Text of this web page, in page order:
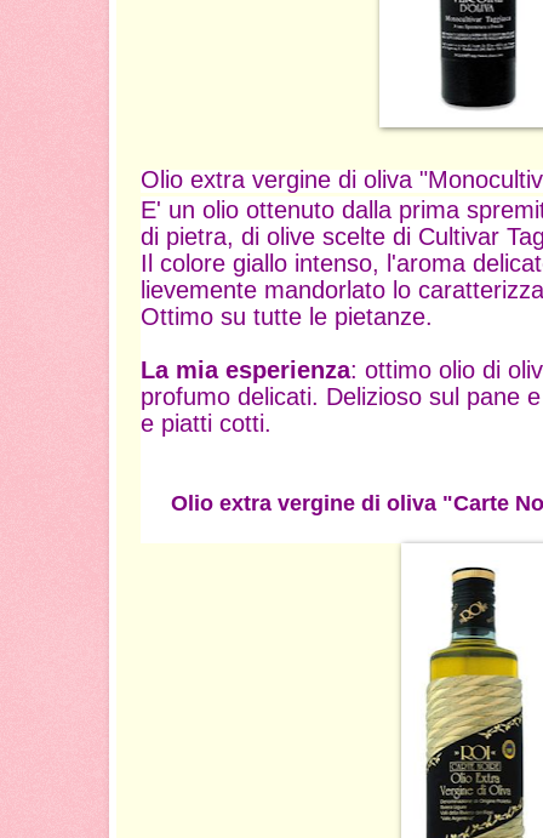
Olio extra vergine di oliva
E' un olio ottenuto dalla prima
di pietra, di olive scelte di Cultivar
Il colore giallo intenso, l'aroma
lievemente mandorlato lo
Ottimo su tutte le pietanze.
La mia esperienza: ottimo olio di
profumo delicati. Delizioso sul pane
e piatti cotti.
Olio extra vergine di oliva "Carte